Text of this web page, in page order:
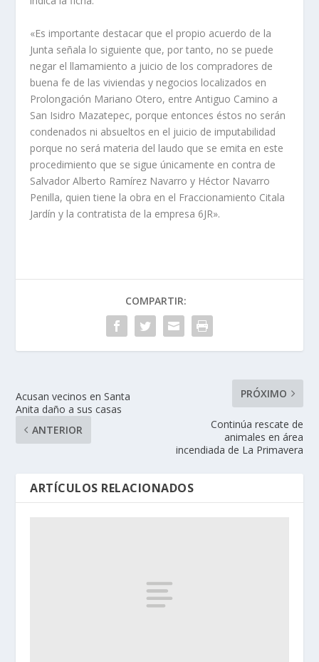
«Es importante destacar que el propio acuerdo de la
Junta señala lo siguiente que, por tanto, no se puede
negar el llamamiento a juicio de los compradores de
buena fe de las viviendas y negocios localizados en
Prolongación Mariano Otero, entre Antiguo Camino a
San Isidro Mazatepec, porque entonces éstos no serán
condenados ni absueltos en el juicio de imputabilidad
porque no será materia del laudo que se emita en este
procedimiento que se sigue únicamente en contra de
Salvador Alberto Ramírez Navarro y Héctor Navarro
Penilla, quien tiene la obra en el Fraccionamiento Citala
Jardín y la contratista de la empresa 6JR».
COMPARTIR:
Acusan vecinos en Santa
Anita daño a sus casas
ANTERIOR
PRÓXIMO
Continúa rescate de
animales en área
incendiada de La Primavera
ARTÍCULOS RELACIONADOS